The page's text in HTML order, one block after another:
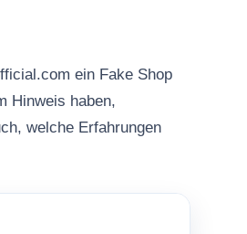
ein Fake Shop
Hinweis haben,
welche Erfahrungen